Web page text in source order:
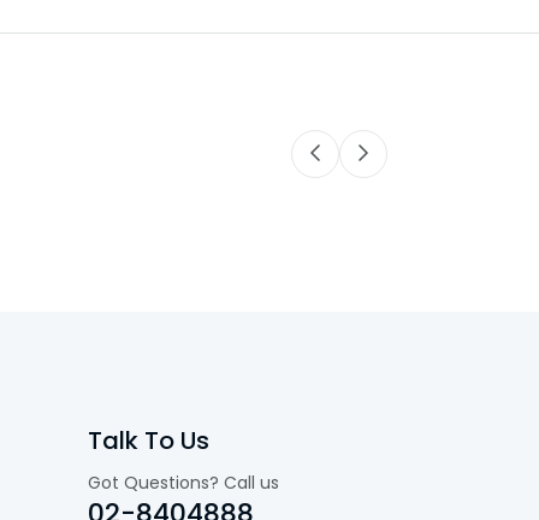
Talk To Us
Got Questions? Call us